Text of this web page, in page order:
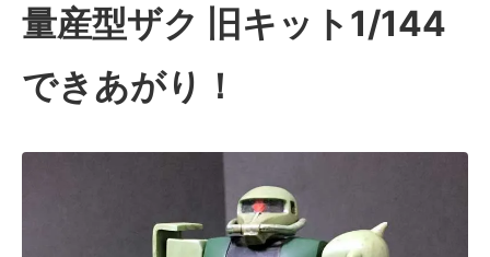
量産型ザク 旧キット1/144
できあがり！